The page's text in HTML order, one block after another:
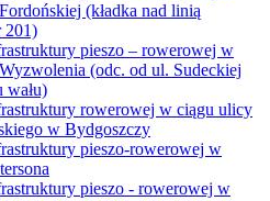
(kładka nad linią
201)
pieszo – rowerowej w
(odc. od ul. Sudeckiej
wału)
rowerowej w ciągu ulicy
w Bydgoszczy
pieszo-rowerowej w
pieszo - rowerowej w